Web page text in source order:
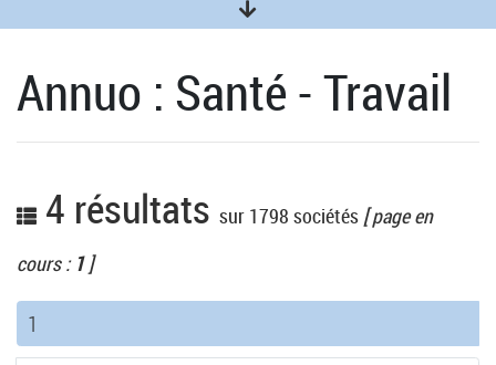
Annuo : Santé - Travail
4 résultats sur 1798 sociétés [ page en
cours : 1]
1